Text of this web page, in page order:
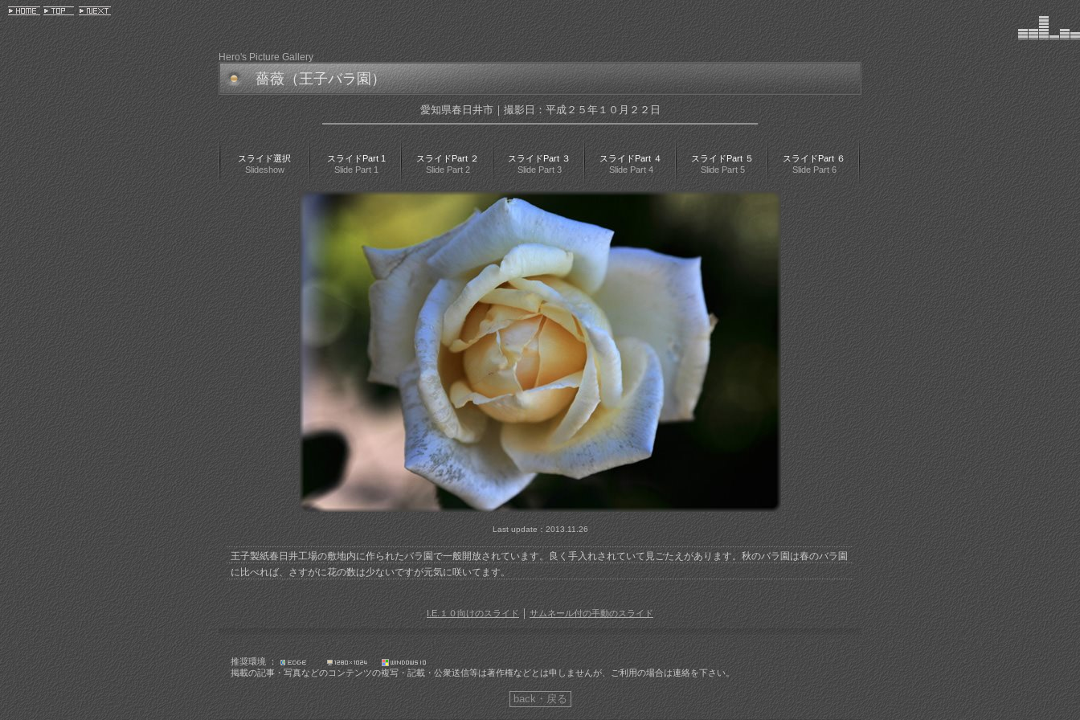
Hero's Picture Gallery
薔薇（王子バラ園）
愛知県春日井市｜撮影日：平成２５年１０月２２日
スライド選択
Slideshow
スライドPart 1
Slide Part 1
スライドPart ２
Slide Part 2
スライドPart ３
Slide Part 3
スライドPart ４
Slide Part 4
スライドPart ５
Slide Part 5
スライドPart ６
Slide Part 6
Last update：2013.11.26
王子製紙春日井工場の敷地内に作られたバラ園で一般開放されています。良く手入れされていて見ごたえがあります。秋のバラ園は春のバラ園
に比べれば、さすがに花の数は少ないですが元気に咲いてます。
I.E.１０向けのスライド ｜ サムネール付の手動のスライド
推奨環境 ：
掲載の記事・写真などのコンテンツの複写・記載・公衆送信等は著作権などとは申しませんが、ご利用の場合は連絡を下さい。